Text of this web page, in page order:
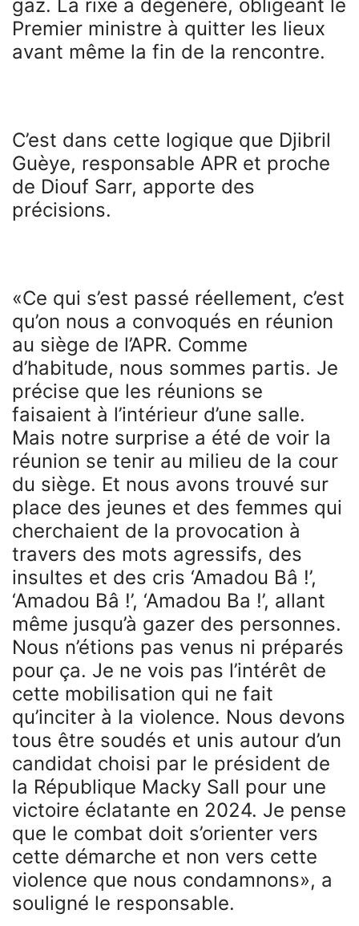
gaz. La rixe a dégénéré, obligeant le
Premier ministre à quitter les lieux
avant même la fin de la rencontre.
C’est dans cette logique que Djibril
Guèye, responsable APR et proche
de Diouf Sarr, apporte des
précisions.
«Ce qui s’est passé réellement, c’est
qu’on nous a convoqués en réunion
au siège de l’APR. Comme
d’habitude, nous sommes partis. Je
précise que les réunions se
faisaient à l’intérieur d’une salle.
Mais notre surprise a été de voir la
réunion se tenir au milieu de la cour
du siège. Et nous avons trouvé sur
place des jeunes et des femmes qui
cherchaient de la provocation à
travers des mots agressifs, des
insultes et des cris ‘Amadou Bâ !’,
‘Amadou Bâ !’, ‘Amadou Ba !’, allant
même jusqu’à gazer des personnes.
Nous n’étions pas venus ni préparés
pour ça. Je ne vois pas l’intérêt de
cette mobilisation qui ne fait
qu’inciter à la violence. Nous devons
tous être soudés et unis autour d’un
candidat choisi par le président de
la République Macky Sall pour une
victoire éclatante en 2024. Je pense
que le combat doit s’orienter vers
cette démarche et non vers cette
violence que nous condamnons», a
souligné le responsable.